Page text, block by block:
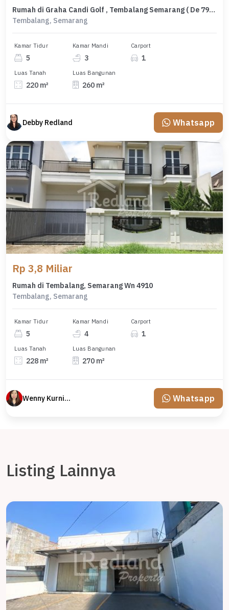
Rumah di Graha Candi Golf , Tembalang Semarang ( De 7925 )
Tembalang, Semarang
Kamar Tidur
5
Kamar Mandi
3
Carport
1
Luas Tanah
220 m²
Luas Bangunan
260 m²
Debby Redland Whatsapp
Rp 3,8 Miliar
Rumah di Tembalang, Semarang Wn 4910
Tembalang, Semarang
Kamar Tidur
5
Kamar Mandi
4
Carport
1
Luas Tanah
228 m²
Luas Bangunan
270 m²
Wenny Kurniawati Whatsapp
Listing Lainnya